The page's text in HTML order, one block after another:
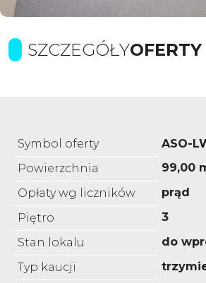
SZCZEGÓŁYOFERTY
Symbol oferty
ASO-
Powierzchnia
99,00
Opłaty wg liczników
prąd
Piętro
3
Stan lokalu
do
Typ kaucji